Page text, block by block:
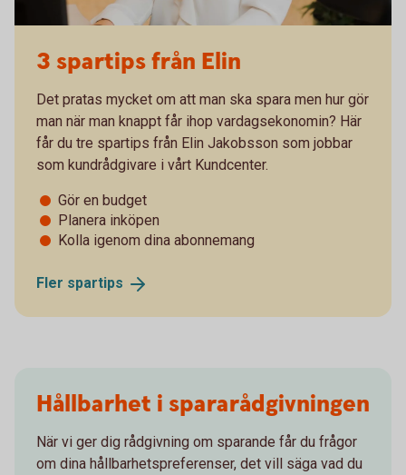
3 spartips från Elin
Det pratas mycket om att man ska spara men hur gör
man när man knappt får ihop vardagsekonomin? Här
får du tre spartips från Elin Jakobsson som jobbar
som kundrådgivare i vårt Kundcenter.
Gör en budget
Planera inköpen
Kolla igenom dina abonnemang
Fler spartips
Hållbarhet i spararådgivningen
När vi ger dig rådgivning om sparande får du frågor
om dina hållbarhetspreferenser, det vill säga vad du